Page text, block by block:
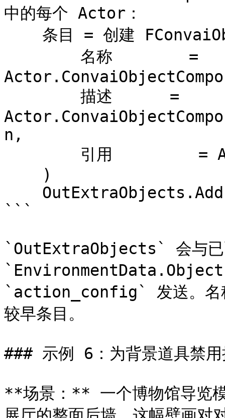
中的每个 Actor：
n,
```
`OutExtraObjects` 会与已
`action_config` 发送。名称
较早条目。
### 示例 6：为背景道具禁用
**场景：** 一个博物馆导览